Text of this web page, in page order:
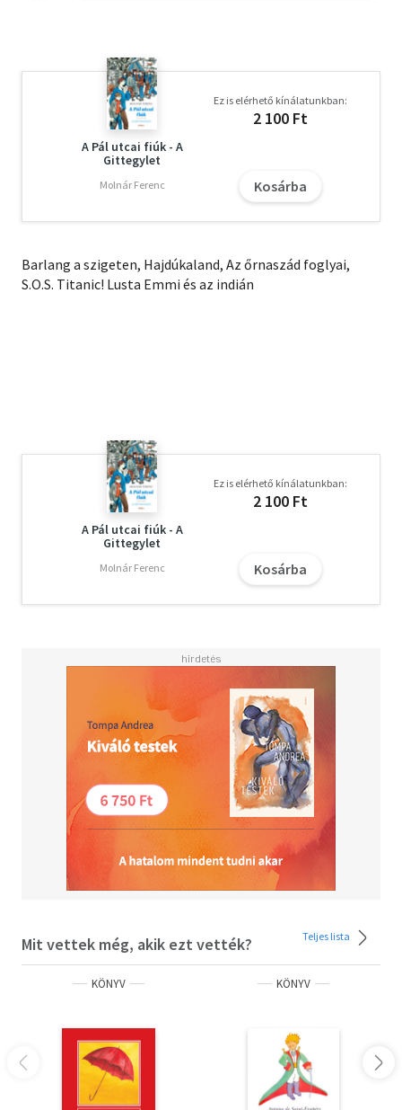
A Pál utcai fiúk - A
Gittegylet
Molnár Ferenc
Ez is elérhető kínálatunkban:
2 100 Ft
Kosárba
Barlang a szigeten, Hajdúkaland, Az őrnaszád foglyai,
S.O.S. Titanic! Lusta Emmi és az indián
A Pál utcai fiúk - A
Gittegylet
Molnár Ferenc
Ez is elérhető kínálatunkban:
2 100 Ft
Kosárba
Mit vettek még, akik ezt vették? Teljes lista
KÖNYV KÖNYV